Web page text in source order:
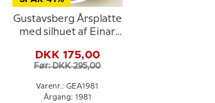
Gustavsberg Årsplatte
med silhuet af Einar
DKK 175,00
Før: DKK 295,00
Varenr.: GEA1981
Årgang: 1981